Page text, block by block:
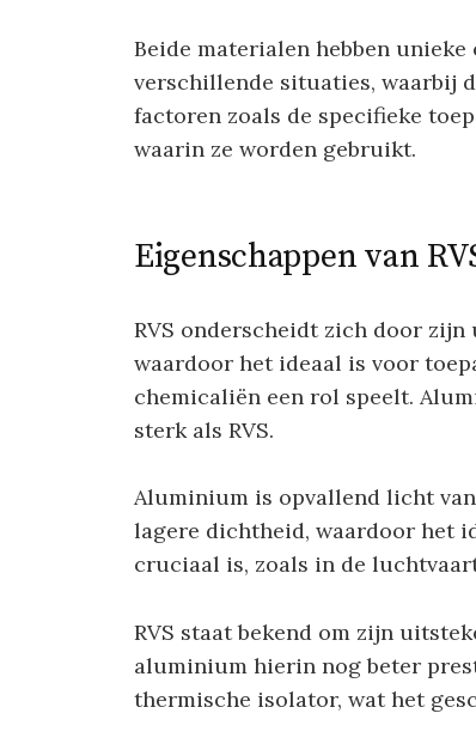
Beide materialen hebben
verschillende situaties, waarbij
factoren zoals de specifieke
waarin ze worden gebruikt.
Eigenschappen van
RVS onderscheidt zich door
waardoor het ideaal is voor
chemicaliën een rol speelt.
sterk als RVS.
Aluminium is opvallend licht
lagere dichtheid, waardoor het
cruciaal is, zoals in de
RVS staat bekend om zijn
aluminium hierin nog beter
thermische isolator, wat het